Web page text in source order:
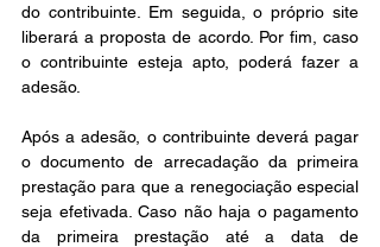
do contribuinte. Em seguida, o próprio site
liberará a proposta de acordo. Por fim, caso
o contribuinte esteja apto, poderá fazer a
adesão.
Após a adesão, o contribuinte deverá pagar
o documento de arrecadação da primeira
prestação para que a renegociação especial
seja efetivada. Caso não haja o pagamento
da primeira prestação até a data de